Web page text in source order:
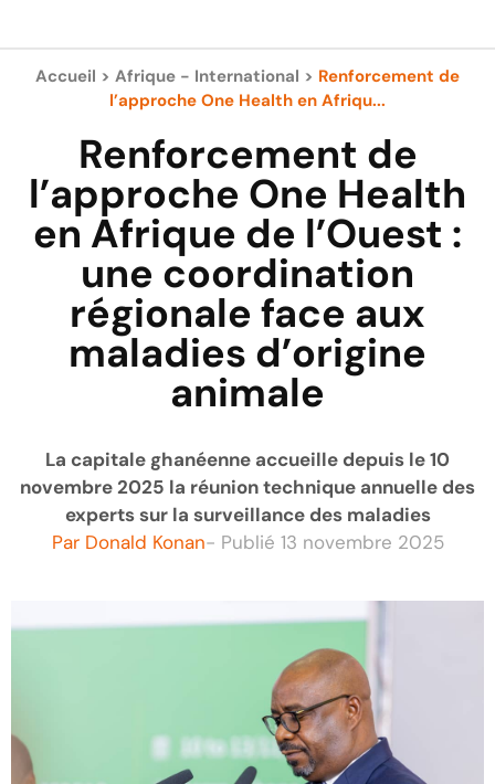
Accueil > Afrique - International > Renforcement de
l’approche One Health en Afriqu...
Renforcement de
l’approche One Health
en Afrique de l’Ouest :
une coordination
régionale face aux
maladies d’origine
animale
La capitale ghanéenne accueille depuis le 10
novembre 2025 la réunion technique annuelle des
experts sur la surveillance des maladies
Par Donald Konan- Publié 13 novembre 2025